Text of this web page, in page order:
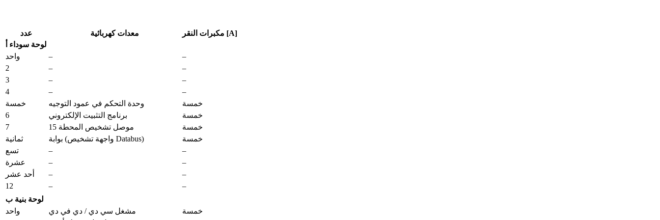
عدد معدات كهربائية
مكبرات النقر [A]
لوحة سوداء أ
واحد
–
–
2
–
–
3
–
–
4
–
–
خمسة
وحدة التحكم في عمود التوجيه
خمسة
6
برنامج التثبيت الإلكتروني
خمسة
7
موصل تشخيص المحطة 15
خمسة
ثمانية
بوابة (واجهة تشخيص Databus)
خمسة
تسع
–
–
عشرة
–
–
أحد عشر
–
–
12
–
–
لوحة بنية ب
واحد
مشغل سي دي / دي في دي
خمسة